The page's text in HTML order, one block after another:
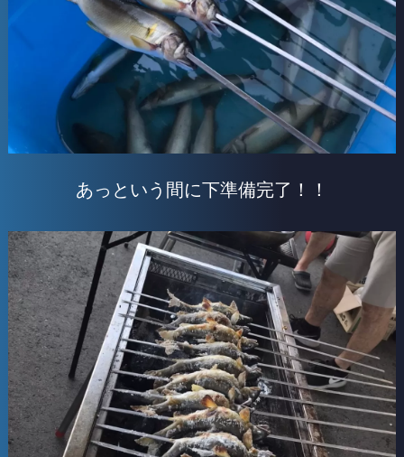
あっという間に下準備完了！！